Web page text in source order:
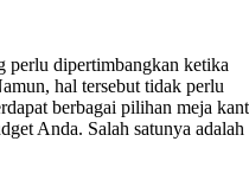
perlu dipertimbangkan ketika
hal tersebut tidak perlu
berbagai pilihan meja
Anda. Salah satunya adalah